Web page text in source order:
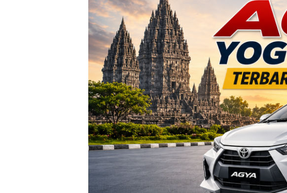
Yogyakarta
–
Promo
DP
Ringan
&
Cicilan
Mulai
2
Jutaan